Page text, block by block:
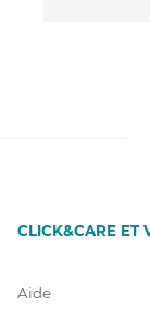
CLICK&CARE ET
Aide